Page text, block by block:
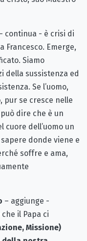
continua - è crisi di
Emerge,
Siamo
della sussistenza ed
Se l’uomo,
pur se cresce nelle
dire che è un
cuore dell’uomo un
donde viene e
soffre e ama,
– aggiunge -
il Papa ci
Missione)